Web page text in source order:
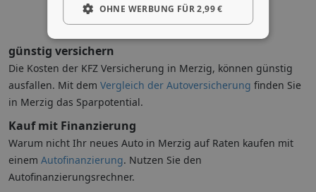
günstig versichern
Die Kosten der KFZ Versicherung in Merzig, können günstig
ausfallen. Mit dem Vergleich der Autoversicherung finden Sie
in Merzig das Sparpotential.
Kauf mit Finanzierung
Warum nicht Ihr neues Auto in Merzig auf Raten kaufen mit
einem Autofinanzierung. Nutzen Sie den
Autofinanzierungsrechner.
OHNE WERBUNG FÜR 2,99 €